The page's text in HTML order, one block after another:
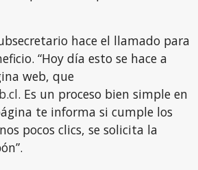
hace el llamado para
“Hoy día esto se hace a
web, que
. Es un proceso bien simple en
te informa si cumple los
pocos clics, se solicita la